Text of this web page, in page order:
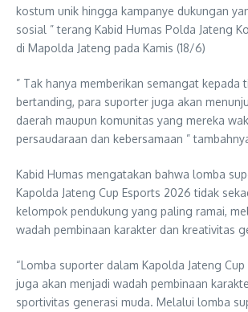
kostum unik hingga kampanye dukungan
sosial ” terang Kabid Humas Polda Jateng
di Mapolda Jateng pada Kamis (18/6)
” Tak hanya memberikan semangat kepada
bertanding, para suporter juga akan
daerah maupun komunitas yang mereka
persaudaraan dan kebersamaan ”
Kabid Humas mengatakan bahwa lomba
Kapolda Jateng Cup Esports 2026 tidak
kelompok pendukung yang paling ramai,
wadah pembinaan karakter dan kreativitas
“Lomba suporter dalam Kapolda Jateng
juga akan menjadi wadah pembinaan
sportivitas generasi muda. Melalui lomba